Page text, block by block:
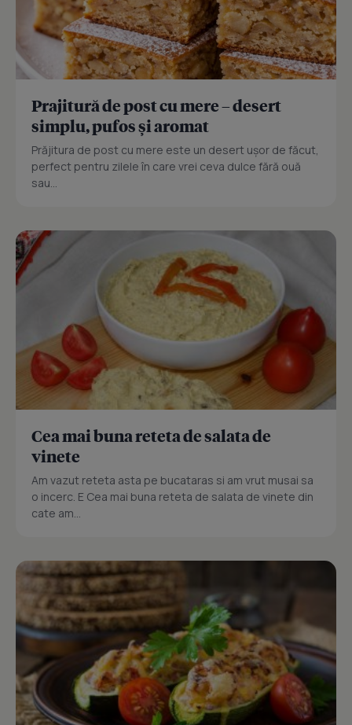
Prajitură de post cu mere – desert
simplu, pufos și aromat
Prăjitura de post cu mere este un desert ușor de făcut,
perfect pentru zilele în care vrei ceva dulce fără ouă
sau...
Cea mai buna reteta de salata de
vinete
Am vazut reteta asta pe bucataras si am vrut musai sa
o incerc. E Cea mai buna reteta de salata de vinete din
cate am...